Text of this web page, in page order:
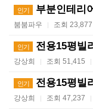
인기 부분인테리
붐붐파우 | 조회 23,877
인기 전용15평빌
강상희 | 조회 51,415 |
인기 전용15평빌
강상희 | 조회 47,237 |